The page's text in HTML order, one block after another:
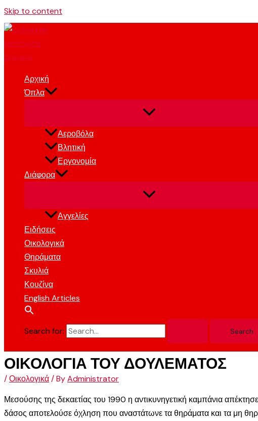
Skip to content
Αρχική
Όπλα
Αεροβόλα
Βλητική
Εργονομία
Διάφορα
Αγγελίες
Ειδήσεις
Οικολογικά
Θηράματα
Σκυλιά
Κουζίνα
English Articles
Search for:
ΟΙΚΟΛΟΓΙΑ ΤΟΥ ΔΟΥΛΕΜΑΤΟΣ
/Οικολογικά/ ByAdministrator
Μεσούσης της δεκαετίας του 1990 η αντικυνηγετική καμπάνια
δάσος αποτελούσε όχληση που αναστάτωνε τα θηράματα και τα μη